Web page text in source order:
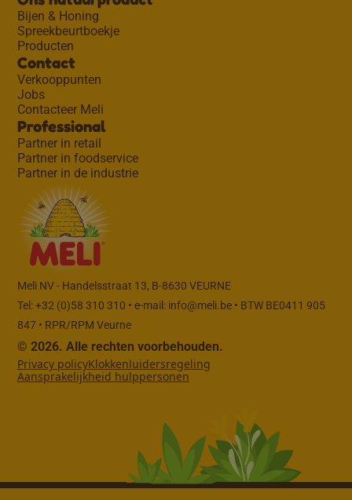
Bijen & Honing
Spreekbeurtboekje
Producten
Contact
Verkooppunten
Jobs
Contacteer Meli
Professional
Partner in retail
Partner in foodservice
Partner in de industrie
Meli NV - Handelsstraat 13, B-8630 VEURNE
Tel: +32 (0)58 310 310 • e-mail: info@meli.be• BTW BE0411 905
847 • RPR/RPM Veurne
© 2026. Alle rechten voorbehouden.
Privacy policyKlokkenluidersregeling
Aansprakelijkheid hulppersonen